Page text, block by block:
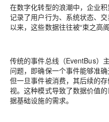
在数字化转型的浪潮中，企业
记录了用户行为、系统状态、
以来，这些数据往往被“束之高
传统的事件总线（EventBus）
问题，即确保一个事件能够准
但一旦事件被消费，其后续的
视。这种模式导致了数据价值
据基础设施的需求。